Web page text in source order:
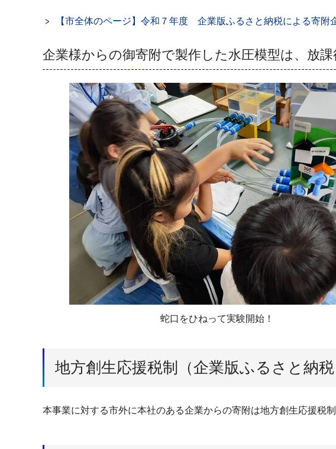
【市全体のページ】令和７年度 企業版ふるさと納税による寄附
企業様からの御寄附で製作した水圧模型は、放
蛇口をひねって実験開始！
地方創生応援税制（企業版ふるさと納
本事業に対する市外に本社のある企業からの寄附は地方創生応援税